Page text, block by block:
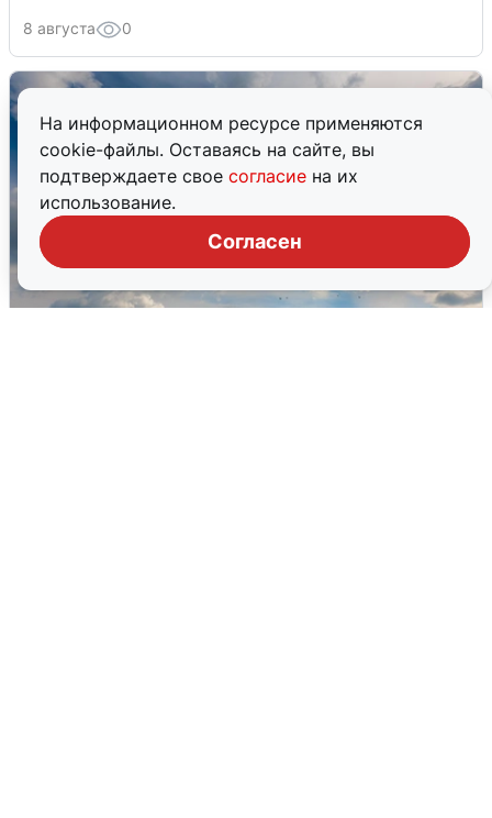
На информационном ресурсе применяются
cookie-файлы. Оставаясь на сайте, вы
подтверждаете свое согласие на их
использование.
Согласен
8 августа 0